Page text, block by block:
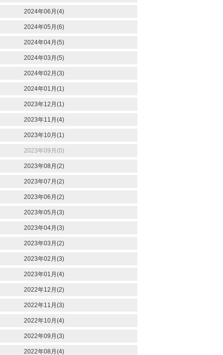
2024年06月(4)
2024年05月(6)
2024年04月(5)
2024年03月(5)
2024年02月(3)
2024年01月(1)
2023年12月(1)
2023年11月(4)
2023年10月(1)
2023年09月(0)
2023年08月(2)
2023年07月(2)
2023年06月(2)
2023年05月(3)
2023年04月(3)
2023年03月(2)
2023年02月(3)
2023年01月(4)
2022年12月(2)
2022年11月(3)
2022年10月(4)
2022年09月(3)
2022年08月(4)